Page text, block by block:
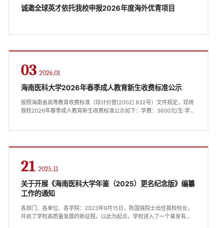
诚邀全球英才依托我校申报2026年度海外优青项目
03 2026.01
海南医科大学2026年春季成人教育新生收费标准公示
按照海南省高等教育收费标准（琼计价管[2002] 832号）文件规定，现将
我校2026年春季成人教育新生收费标准公示如下：学费：3600元/生·学年
21 2025.11
关于开展《海南医科大学年鉴（2025）更名纪念版》编纂
工作的通知
各部门、各单位、各学院：2023年9月15日，陈国强院士出任我校校长，
开启了学校高质量发展的新征程。以此为起点，学校进入了一个奋发有